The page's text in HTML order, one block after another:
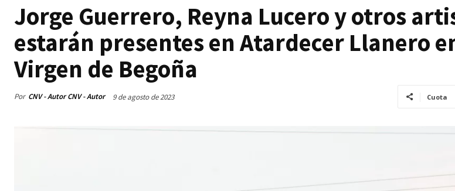
Jorge Guerrero, Reyna Lucero y otros
estarán presentes en Atardecer Llanero
Virgen de Begoña
Por CNV - Autor CNV - Autor 9 de agosto de 2023 Cuota